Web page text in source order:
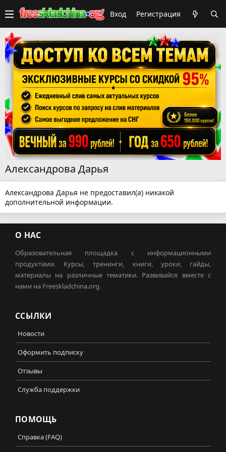
Вход Регистрация
Александрова Дарья
Александрова Дарья не предоставил(а) никакой
дополнительной информации.
О НАС
Образовательная площадка с информационными
продуктами. Курсы, тренинги, книги, уроки, гайды,
материалы на различные тематики. Развивайся вместе с
нами на Freeskladchina.org.
ССЫЛКИ
Новости
Оформить подписку
Отзывы
Служба поддержки
ПОМОЩЬ
Справка (FAQ)